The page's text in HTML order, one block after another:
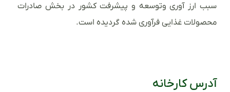
سبب ارز آوری وتوسعه و پیشرفت کشور در بخش صادرات
محصولات غذایی فرآوری شده گردیده است.
آدرس کارخانه